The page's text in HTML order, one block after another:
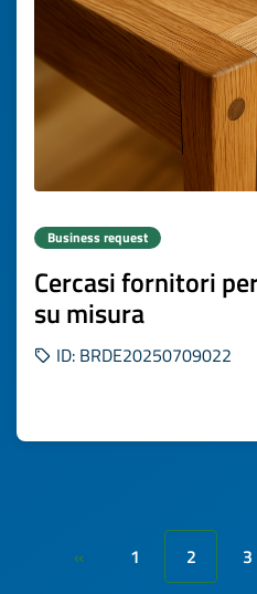
Business request
Cercasi fornitori
su misura
ID: BRDE20250709022
« 1 2 3